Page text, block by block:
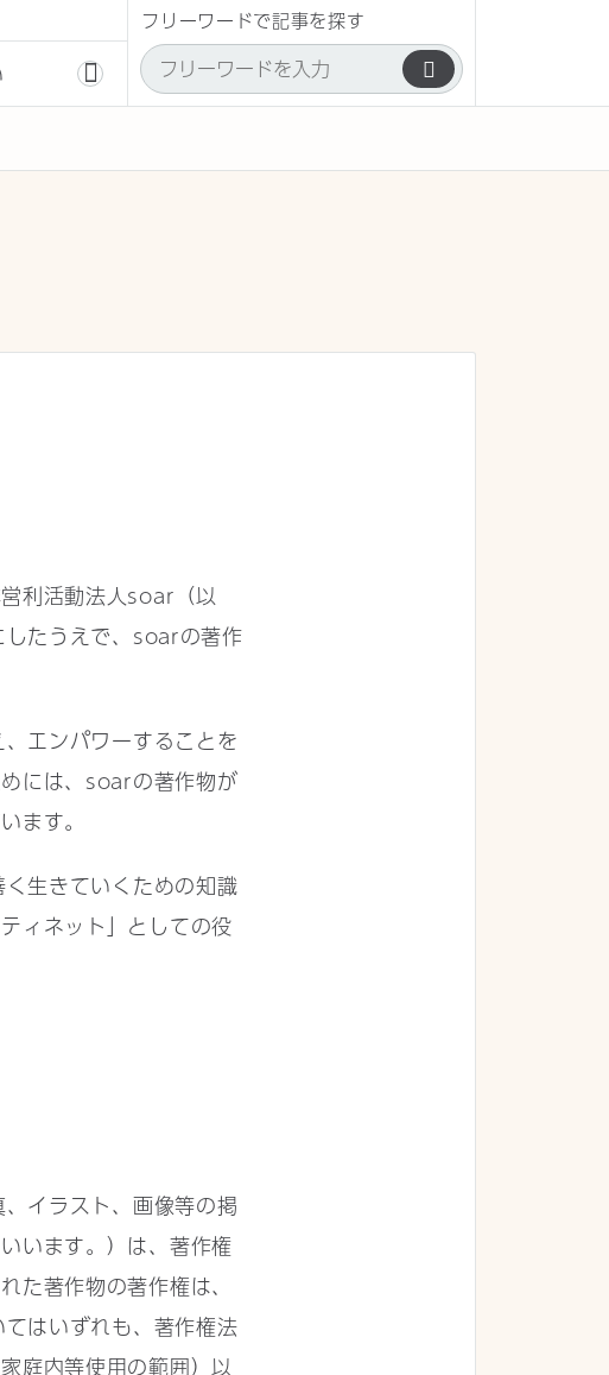
フリーワードで記事を探す
利活動法人soar（以
たうえで、soarの著作
エンパワーすることを
には、soarの著作物が
ます。
生きていくための知識
ィネット」としての役
イラスト、画像等の掲
います。）は、著作権
た著作物の著作権は、
はいずれも、著作権法
庭内等使用の範囲）以